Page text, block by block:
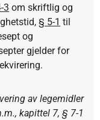
3 om skriftlig og
§ 5-1 til
og
gjelder for
av legemidler
kapittel 7, § 7-1